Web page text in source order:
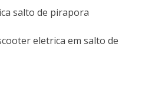
salto de pirapora
eletrica em salto de